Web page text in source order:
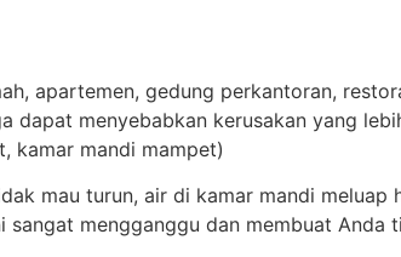
apartemen, gedung perkantoran,
menyebabkan kerusakan yang
kamar mandi mampet)
mau turun, air di kamar mandi meluap
mengganggu dan membuat Anda